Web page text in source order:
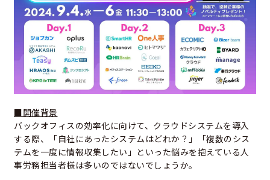
■開催背景
バックオフィスの効率化に向けて、クラウドシステムを導入
する際、「自社にあったシステムはどれか？」「複数のシス
テムを一度に情報収集したい」といった悩みを抱えている人
事労務担当者様は多いのではないでしょうか。